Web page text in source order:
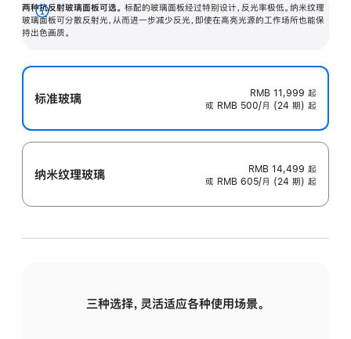
两种抗反射玻璃面板可选。 标配的玻璃面板经过特别设计，反光率极低。纳米纹理
玻璃面板可分散反射光，从而进一步减少反光，即使在高亮光源的工作场所也能保
持出色画质。
展
开
标准玻璃 RMB 11,999 起
或 RMB 500/月 (24 期) 起
纳米纹理玻璃 RMB 14,499 起
或 RMB 605/月 (24 期) 起
三种选择，灵活适应各种使用场景。